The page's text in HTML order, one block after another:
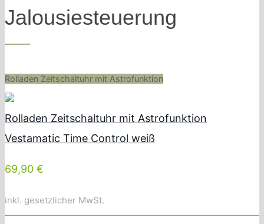
Jalousiesteuerung
Rolladen Zeitschaltuhr mit Astrofunktion
Rolladen Zeitschaltuhr mit Astrofunktion
Vestamatic Time Control weiß
69,90 €
inkl. gesetzlicher MwSt.